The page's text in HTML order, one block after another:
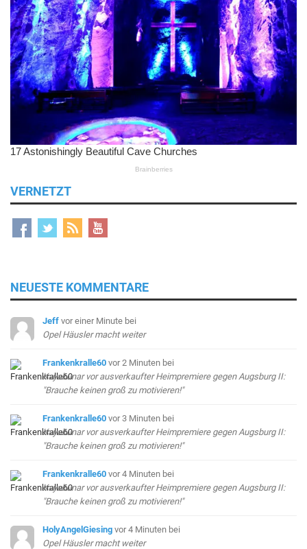
VERNETZT
NEUESTE KOMMENTARE
Jeff vor einer Minute bei
Opel Häusler macht weiter
Frankenkralle60 vor 2 Minuten bei
Kayabunar vor ausverkaufter Heimpremiere gegen Augsburg II:
"Brauche keinen groß zu motivieren!"
Frankenkralle60 vor 3 Minuten bei
Kayabunar vor ausverkaufter Heimpremiere gegen Augsburg II:
"Brauche keinen groß zu motivieren!"
Frankenkralle60 vor 4 Minuten bei
Kayabunar vor ausverkaufter Heimpremiere gegen Augsburg II:
"Brauche keinen groß zu motivieren!"
HolyAngelGiesing vor 4 Minuten bei
Opel Häusler macht weiter